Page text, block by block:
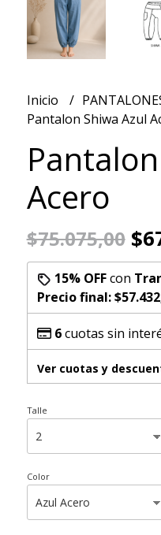
Inicio
Pantalon Shiwa Azul
Acero
$75.075,00
15% OFFcon
Precio final:
6cuotas sin
Ver cuotas y
Talle
Color